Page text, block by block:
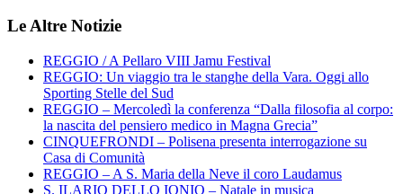
Le Altre Notizie
REGGIO / A Pellaro VIII Jamu Festival
REGGIO: Un viaggio tra le stanghe della Vara. Oggi allo
Sporting Stelle del Sud
REGGIO – Mercoledì la conferenza “Dalla filosofia al corpo:
la nascita del pensiero medico in Magna Grecia”
CINQUEFRONDI – Polisena presenta interrogazione su
Casa di Comunità
REGGIO – A S. Maria della Neve il coro Laudamus
S. ILARIO DELLO IONIO – Natale in musica